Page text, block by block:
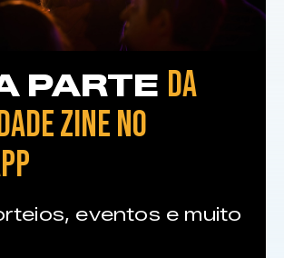
PARTE DA
ZINE NO
eventos e muito